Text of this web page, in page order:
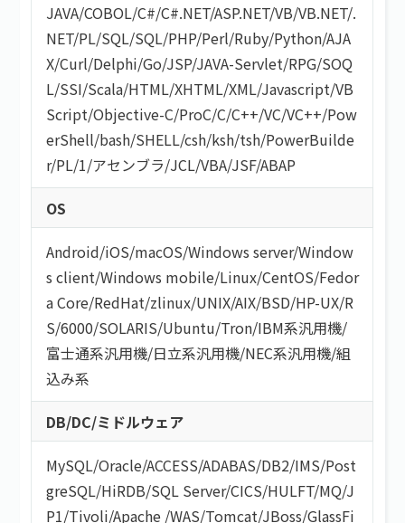
JAVA/COBOL/C#/C#.NET/ASP.NET/VB/VB.NET/.
NET/PL/SQL/SQL/PHP/Perl/Ruby/Python/AJA
X/Curl/Delphi/Go/JSP/JAVA-Servlet/RPG/SOQ
L/SSI/Scala/HTML/XHTML/XML/Javascript/VB
Script/Objective-C/ProC/C/C++/VC/VC++/Pow
erShell/bash/SHELL/csh/ksh/tsh/PowerBuilde
r/PL/1/アセンブラ/JCL/VBA/JSF/ABAP
OS
Android/iOS/macOS/Windows server/Window
s client/Windows mobile/Linux/CentOS/Fedor
a Core/RedHat/zlinux/UNIX/AIX/BSD/HP-UX/R
S/6000/SOLARIS/Ubuntu/Tron/IBM系汎用機/
富士通系汎用機/日立系汎用機/NEC系汎用機/組
込み系
DB/DC/ミドルウェア
MySQL/Oracle/ACCESS/ADABAS/DB2/IMS/Post
greSQL/HiRDB/SQL Server/CICS/HULFT/MQ/J
P1/Tivoli/Apache /WAS/Tomcat/JBoss/GlassFi